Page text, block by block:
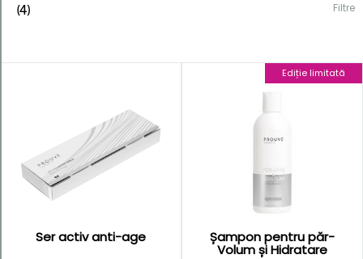
(4) Filtre
Ser activ anti-age
Ediție limitată
Șampon pentru păr-
Volum și Hidratare
descrescătoare